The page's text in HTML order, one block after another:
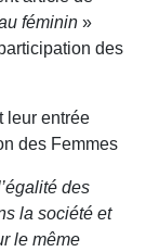
féminin »
des
leur entrée
des Femmes
des
la société et
le même